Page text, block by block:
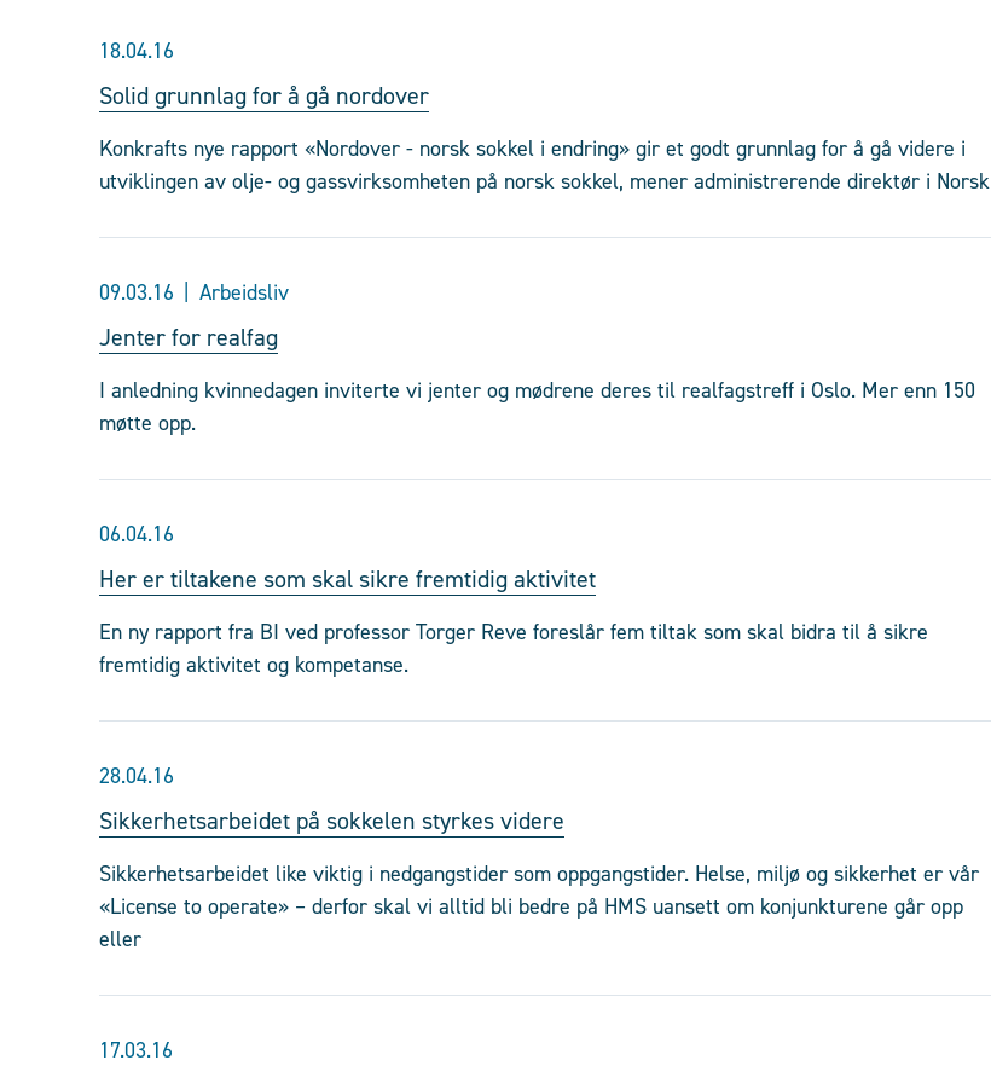
18.04.16
Solid grunnlag for å gå nordover
Konkrafts nye rapport «Nordover - norsk sokkel i endring» gir et godt grunnlag for å gå videre i
utviklingen av olje- og gassvirksomheten på norsk sokkel, mener administrerende direktør i Norsk
09.03.16 Arbeidsliv
Jenter for realfag
I anledning kvinnedagen inviterte vi jenter og mødrene deres til realfagstreff i Oslo. Mer enn 150
møtte opp.
06.04.16
Her er tiltakene som skal sikre fremtidig aktivitet
En ny rapport fra BI ved professor Torger Reve foreslår fem tiltak som skal bidra til å sikre
fremtidig aktivitet og kompetanse.
28.04.16
Sikkerhetsarbeidet på sokkelen styrkes videre
Sikkerhetsarbeidet like viktig i nedgangstider som oppgangstider. Helse, miljø og sikkerhet er vår
«License to operate» – derfor skal vi alltid bli bedre på HMS uansett om konjunkturene går opp
eller
17.03.16